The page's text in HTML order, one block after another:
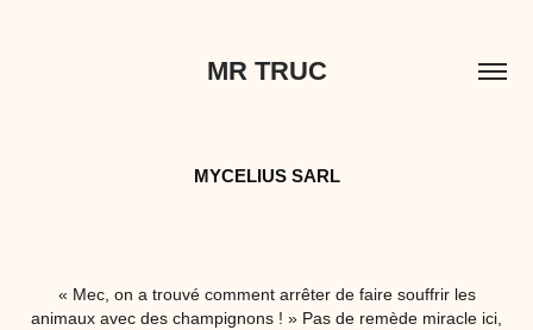
MR TRUC
MYCELIUS SARL
« Mec, on a trouvé comment arrêter de faire souffrir les
animaux avec des champignons ! » Pas de remède miracle ici,